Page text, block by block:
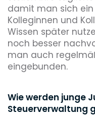
damit man sich
Kolleginnen und
Wissen später
noch besser
man auch
eingebunden.
Wie werden junge
Steuerverwaltung